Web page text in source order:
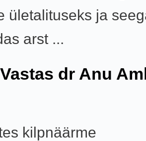
ületalituseks ja
arst ...
Vastas dr Anu
kilpnäärme